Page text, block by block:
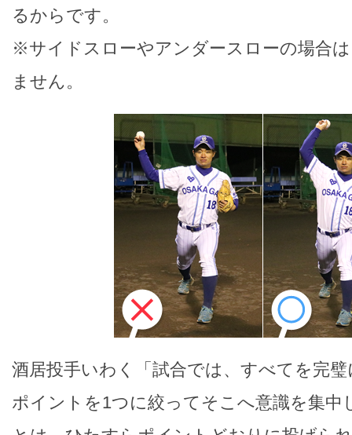
るからです。
※サイドスローやアンダースローの場合
ません。
酒居投手いわく「試合では、すべてを完
ポイントを1つに絞ってそこへ意識を集中